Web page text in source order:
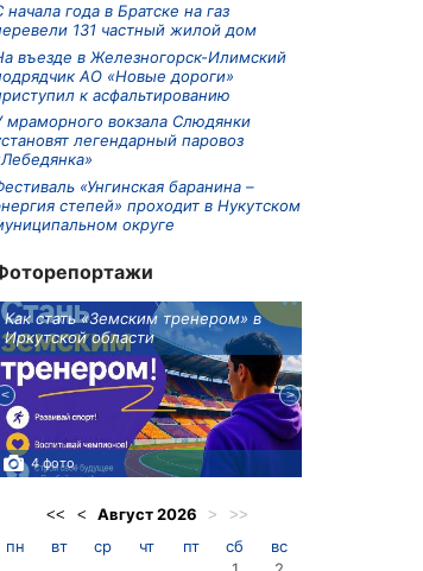
начала года в Братске на газ
131 частный жилой дом
въезде в Железногорск-Илимский
АО «Новые дороги»
к асфальтированию
мраморного вокзала Слюдянки
легендарный паровоз
«Унгинская баранина –
степей» проходит в Нукутском
округе
Как стать «Земским тренером» в
Иркутской области
4 фото
<< < Август2026 > >>
пн вт ср чт пт сб
вс